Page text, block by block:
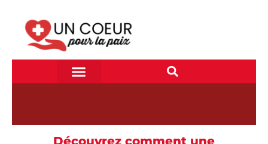
Découvrez comment une